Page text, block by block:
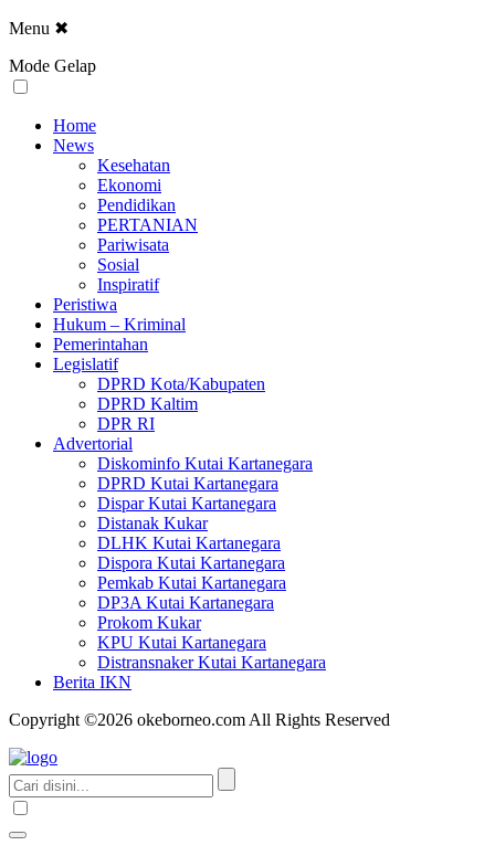
Menu ✖
Mode Gelap
Home
News
Kesehatan
Ekonomi
Pendidikan
PERTANIAN
Pariwisata
Sosial
Inspiratif
Peristiwa
Hukum – Kriminal
Pemerintahan
Legislatif
DPRD Kota/Kabupaten
DPRD Kaltim
DPR RI
Advertorial
Diskominfo Kutai Kartanegara
DPRD Kutai Kartanegara
Dispar Kutai Kartanegara
Distanak Kukar
DLHK Kutai Kartanegara
Dispora Kutai Kartanegara
Pemkab Kutai Kartanegara
DP3A Kutai Kartanegara
Prokom Kukar
KPU Kutai Kartanegara
Distransnaker Kutai Kartanegara
Berita IKN
Copyright ©2026 okeborneo.com All Rights Reserved